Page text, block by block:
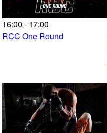
16:00 - 17:00
RCC One Round